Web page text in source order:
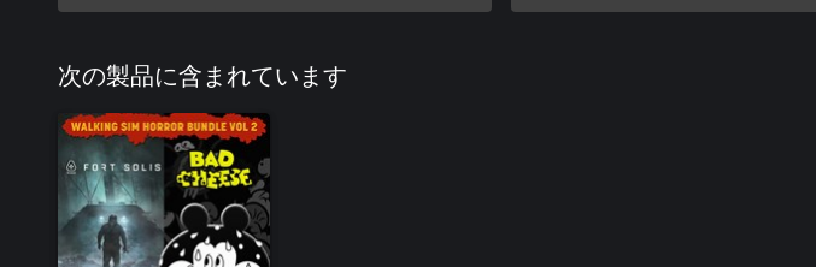
次の製品に含まれています